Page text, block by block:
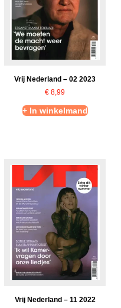
Vrij Nederland – 02 2023
€ 8,99
+ In winkelmand
Vrij Nederland – 11 2022